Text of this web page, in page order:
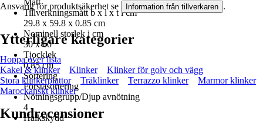
Matt
Tillverkningsmått b x l x t i cm
29.8 x 59.8 x 0.85 cm
Nominell storlek i cm
30 x 60
Tjocklek
0,85 cm
Sortering
Förstasortering
Nötningsgrupp/Djup avnötning
4
Halkskydd
Ansvarig för produktsäkerhet se Information från tillverkaren .
Ytterligare kategorier
Hoppa över lista
Kakel & klinker
Klinker
Klinker för golv och vägg
Stora klinkerplattor
Träklinker Terrazzo klinker
Marmor klinker
Marockanskt klinker
Kundrecensioner